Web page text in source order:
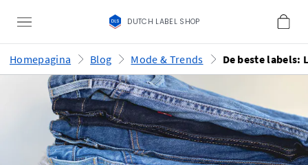
DUTCH LABEL SHOP
Homepagina Blog Mode & Trends